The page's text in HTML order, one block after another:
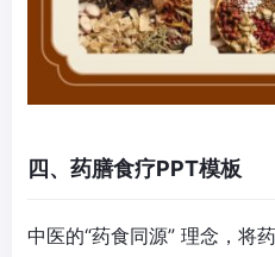
四、药膳食疗PPT模板
中医的“药食同源” 理念，将